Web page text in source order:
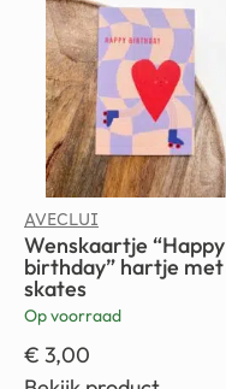
AVECLUI
Wenskaartje “Happy
birthday” hartje met
skates
Op voorraad
€ 3,00